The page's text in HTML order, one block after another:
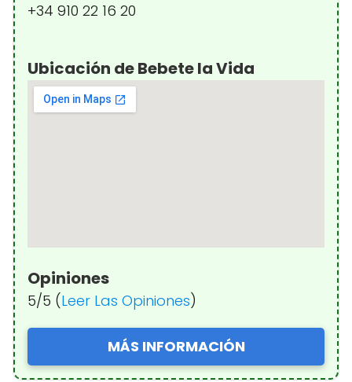
+34 910 22 16 20
Ubicación de Bebete la Vida
Opiniones
5/5 (Leer Las Opiniones)
MÁS INFORMACIÓN